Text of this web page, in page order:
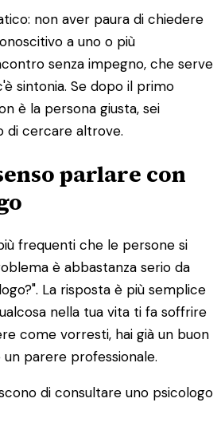
non aver paura di chiedere
a uno o più
senza impegno, che serve
sintonia. Se dopo il primo
è la persona giusta, sei
di cercare altrove.
parlare con
frequenti che le persone si
è abbastanza serio da
La risposta è più semplice
nella tua vita ti fa soffrire
come vorresti, hai già un buon
parere professionale.
di consultare uno psicologo